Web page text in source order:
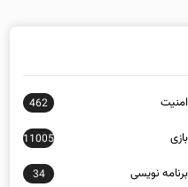
امنيت 462
بازی 11005
برنامه نويسی 34